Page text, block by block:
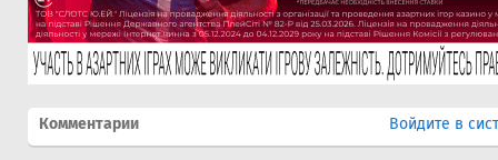
Комментарии Войдите в